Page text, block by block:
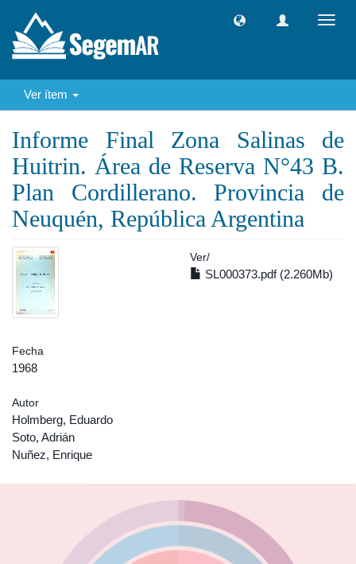
Ver ítem
Informe Final Zona Salinas de
Huitrin. Área de Reserva N°43 B.
Plan Cordillerano. Provincia de
Neuquén, República Argentina
Ver/
SL000373.pdf (2.260Mb)
Fecha
1968
Autor
Holmberg, Eduardo
Soto, Adrián
Nuñez, Enrique